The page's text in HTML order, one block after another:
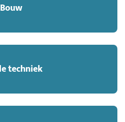
Bouw
techniek